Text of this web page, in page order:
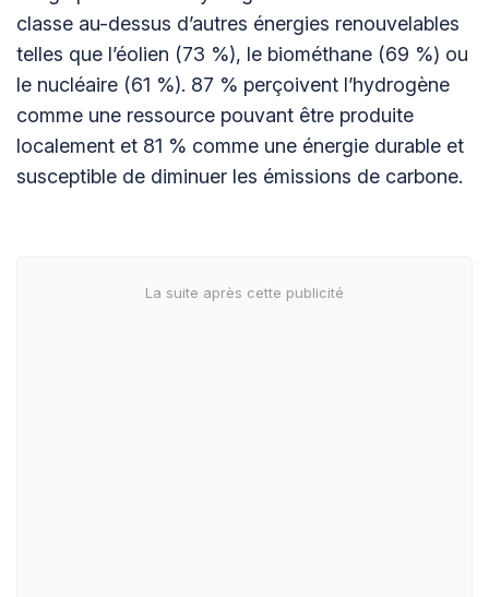
classe au-dessus d’autres énergies renouvelables
telles que l’éolien (73 %), le biométhane (69 %) ou
le nucléaire (61 %). 87 % perçoivent l’hydrogène
comme une ressource pouvant être produite
localement et 81 % comme une énergie durable et
susceptible de diminuer les émissions de carbone.